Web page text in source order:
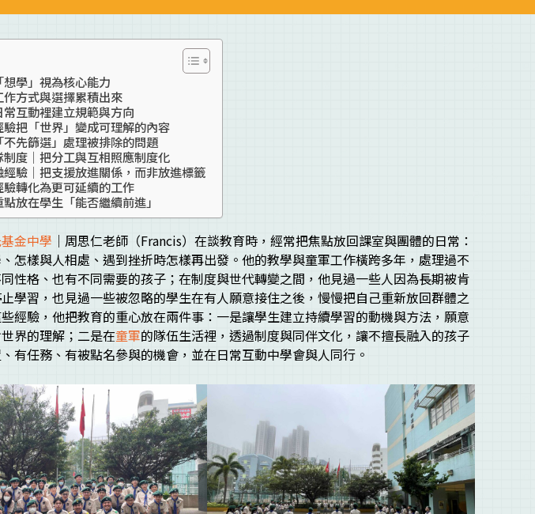
想學」視為核心能力
作方式與選擇累積出來
常互動裡建立規範與方向
驗把「世界」變成可理解的內容
不先篩選」處理被排除的問題
制度｜把分工與互相照應制度化
經驗｜把支援放進關係，而非放進標籤
驗轉化為更可延續的工作
放在學生「能否繼續前進」
金中學 ｜周思仁老師（Francis）在談教育時，經常把焦點放回課室與團體的日常：
怎樣與人相處、遇到挫折時怎樣再出發。他的教學與童軍工作橫跨多年，處理過不
性格、也有不同需要的孩子；在制度與世代轉變之間，他見過一些人因為長期被肯
學習，也見過一些被忽略的學生在有人願意接住之後，慢慢把自己重新放回群體之
經驗，他把教育的重心放在兩件事：一是讓學生建立持續學習的動機與方法，願意
界的理解；二是在童軍的隊伍生活裡，透過制度與同伴文化，讓不擅長融入的孩子
有任務、有被點名參與的機會，並在日常互動中學會與人同行。